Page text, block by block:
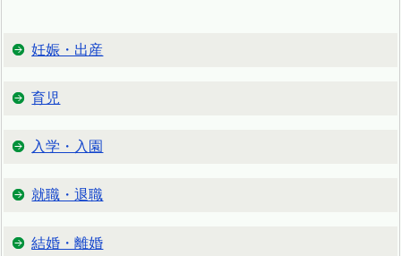
妊娠・出産
育児
入学・入園
就職・退職
結婚・離婚